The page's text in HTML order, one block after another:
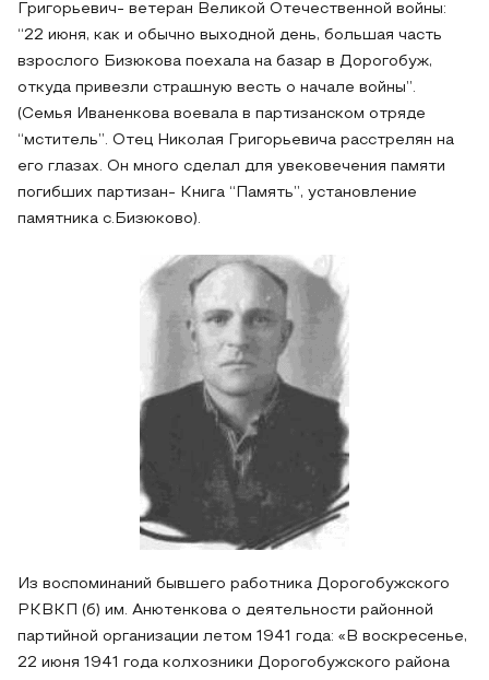
Григорьевич- ветеран Великой Отечественной войны:
“22 июня, как и обычно выходной день, большая часть
взрослого Бизюкова поехала на базар в Дорогобуж,
откуда привезли страшную весть о начале войны”.
(Семья Иваненкова воевала в партизанском отряде
“мститель”. Отец Николая Григорьевича расстрелян на
его глазах. Он много сделал для увековечения памяти
погибших партизан- Книга “Память”, установление
памятника с.Бизюково).
Из воспоминаний бывшего работника Дорогобужского
РКВКП (б) им. Анютенкова о деятельности районной
партийной организации летом 1941 года: «В воскресенье,
22 июня 1941 года колхозники Дорогобужского района